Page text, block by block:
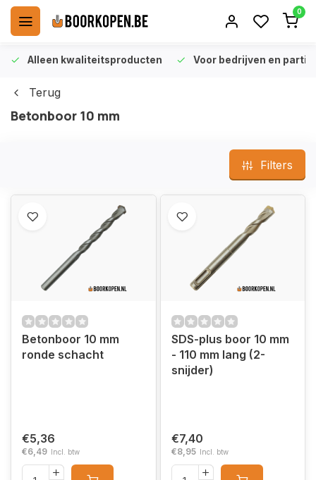
0
Alleen kwaliteitsproducten Voor bedrijven en
Terug
Betonboor 10 mm
Filters
Betonboor 10 mm
ronde schacht
€5,36
€6,49 Incl. btw
SDS-plus boor 10 mm
- 110 mm lang (2-
snijder)
€7,40
€8,95 Incl. btw